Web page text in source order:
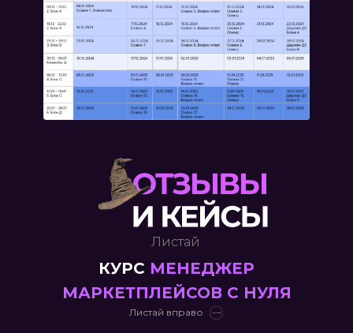
Листай
КУРС МЕНЕДЖЕР
МАРКЕТПЛЕЙСОВ С НУЛЯ
Листай вправо